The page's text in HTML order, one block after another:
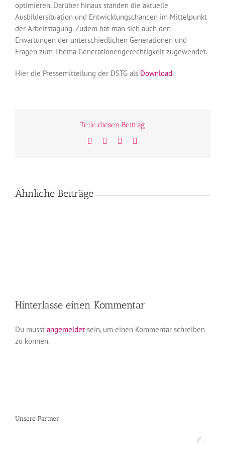
optimieren. Darüber hinaus standen die aktuelle
Ausbildersituation und Entwicklungschancen im Mittelpunkt
der Arbeitstagung. Zudem hat man sich auch den
Erwartungen der unterschiedlichen Generationen und
Fragen zum Thema Generationengerechtigkeit zugewendet.
Hier die Pressemitteilung der DSTG als Download.
Teile diesen Beitrag
Facebook
TwitterWhatsApp
Ähnliche Beiträge
Hinterlasse einen Kommentar
Du musst angemeldet sein, um einen Kommentar schreiben
zu können.
Unsere Partner